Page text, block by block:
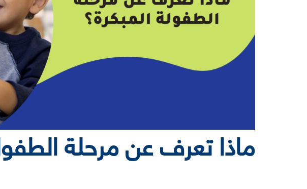
ماذا تعرف عن مرحلة